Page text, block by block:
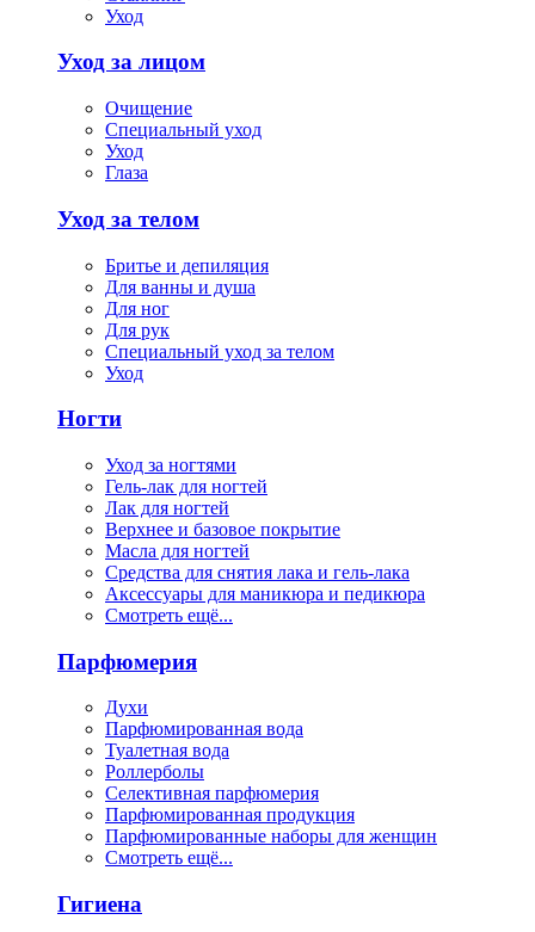
Уход
Уход за лицом
Очищение
Специальный уход
Уход
Глаза
Уход за телом
Бритье и депиляция
Для ванны и душа
Для ног
Для рук
Специальный уход за телом
Уход
Ногти
Уход за ногтями
Гель-лак для ногтей
Лак для ногтей
Верхнее и базовое покрытие
Масла для ногтей
Средства для снятия лака и гель-лака
Аксессуары для маникюра и педикюра
Смотреть ещё...
Парфюмерия
Духи
Парфюмированная вода
Туалетная вода
Роллерболы
Селективная парфюмерия
Парфюмированная продукция
Парфюмированные наборы для женщин
Смотреть ещё...
Гигиена